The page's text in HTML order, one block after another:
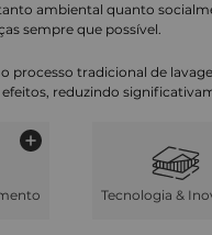
ambiental quanto
sempre que possível.
processo tradicional de
reduzindo
Tecnologia &